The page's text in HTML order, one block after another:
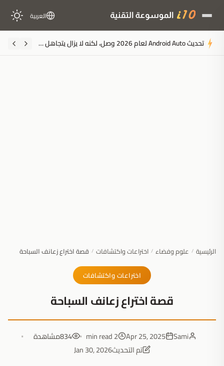
العربية
ملخَّص المقال تحديث Android Auto لعام 2026 وصل، لكنه لا يزال يتجاهل هذه الميزات الخمس الحاسمة للقيادة
الرئيسية / علوم وفضاء / اختراعات واكتشافات / قصة اختراع زعانف السباحة
اختراعات واكتشافات
قصة اختراع زعانف السباحة
Sami
Apr 25, 2025
2 min read
834مشاهدة
تم التحديثJan 30, 2026